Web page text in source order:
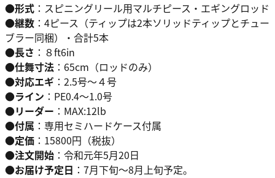
●形式 ：スピニングリール用マルチピース・エギングロッド
●継数 ：4ピース（ティップは2本ソリッドティップとチュー
ブラー同梱）・合計5本
●長さ ：８ft6in
●仕舞寸法 ：65cm（ロッドのみ）
●対応エギ ：2.5号〜４号
●ライン ：PE0.4〜1.0号
●リーダー ：MAX:12lb
●付属 ：専用セミハードケース付属
●定価 ：15800円（税抜）
●注文開始 ：令和元年5月20日
●お届け予定日 ：7月下旬〜8月上旬予定。